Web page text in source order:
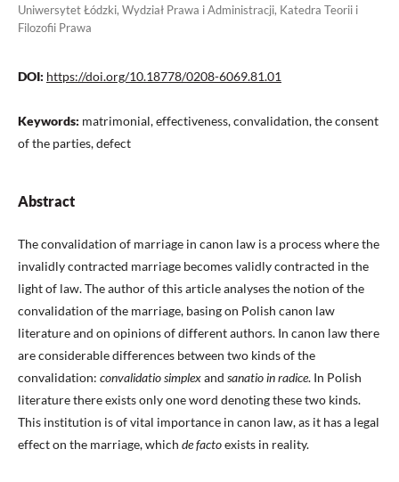
Uniwersytet Łódzki, Wydział Prawa i Administracji, Katedra Teorii i
Filozofii Prawa
DOI: https://doi.org/10.18778/0208-6069.81.01
Keywords: matrimonial, effectiveness, convalidation, the consent
of the parties, defect
Abstract
The convalidation of marriage in canon law is a process where the
invalidly contracted marriage becomes validly contracted in the
light of law. The author of this article analyses the notion of the
convalidation of the marriage, basing on Polish canon law
literature and on opinions of different authors. In canon law there
are considerable differences between two kinds of the
convalidation: convalidatio simplexand sanatio in radice. In Polish
literature there exists only one word denoting these two kinds.
This institution is of vital importance in canon law, as it has a legal
effect on the marriage, which de factoexists in reality.